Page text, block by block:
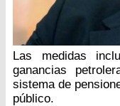
Las medidas
ganancias
sistema de
público.